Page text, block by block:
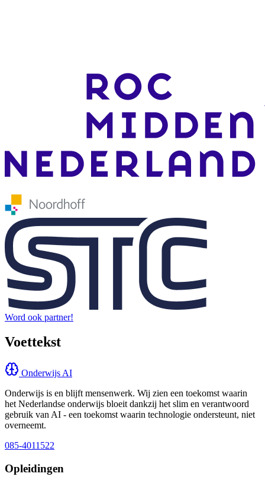
Word ook partner!
Voettekst
Onderwijs AI
Onderwijs is en blijft mensenwerk. Wij zien een toekomst waarin
het Nederlandse onderwijs bloeit dankzij het slim en verantwoord
gebruik van AI - een toekomst waarin technologie ondersteunt, niet
overneemt.
085-4011522
Opleidingen